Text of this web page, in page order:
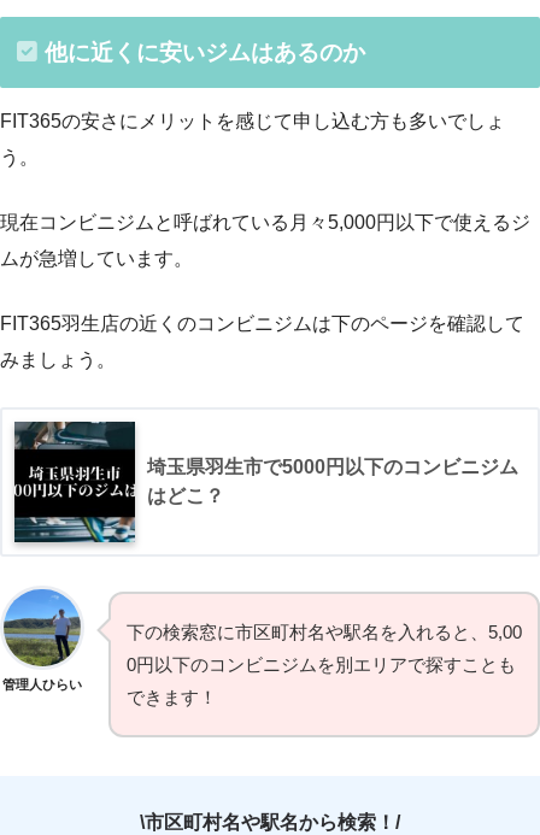
他に近くに安いジムはあるのか
FIT365の安さにメリットを感じて申し込む方も多いでしょ
う。
現在コンビニジムと呼ばれている月々5,000円以下で使えるジ
ムが急増しています。
FIT365羽生店の近くのコンビニジムは下のページを確認して
みましょう。
埼玉県羽生市で5000円以下のコンビニジム
はどこ？
管理人ひらい
下の検索窓に市区町村名や駅名を入れると、5,00
0円以下のコンビニジムを別エリアで探すことも
できます！
\市区町村名や駅名から検索！/